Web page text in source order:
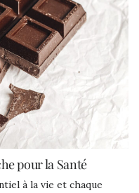
pour la Santé
à la vie et chaque